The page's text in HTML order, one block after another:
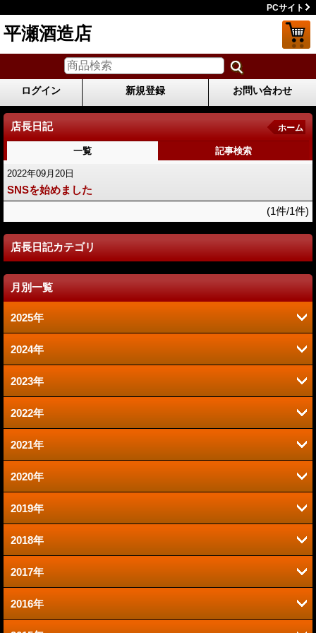
PCサイト
平瀬酒造店
ログイン 新規登録 お問い合わせ
店長日記 ホーム
一覧 記事検索
2022年09月20日
SNSを始めました
(1件/1件)
店長日記カテゴリ
月別一覧
2025年
6月 (2)
1月 (1)
2024年
9月 (2)
8月 (2)
2023年
6月 (1)
2022年
12月 (1)
10月 (1)
9月 (1)
2021年
12月 (1)
9月 (1)
8月 (1)
7月 (4)
5月 (3)
2020年
12月 (1)
11月 (2)
10月 (2)
9月 (3)
2019年
11月 (2)
7月 (1)
5月 (1)
2018年
11月 (2)
10月 (3)
2017年
11月 (3)
2016年